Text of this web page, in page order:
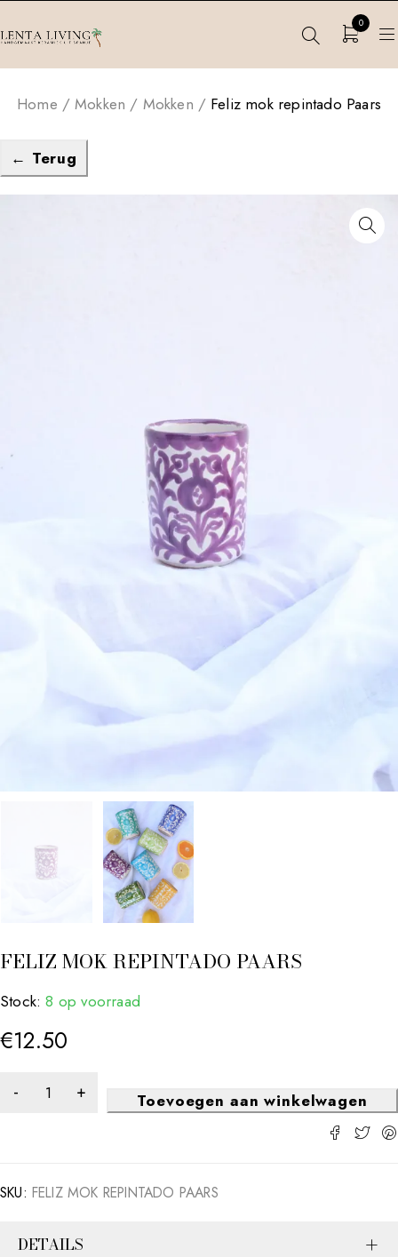
0
Home / Mokken / Mokken / Feliz mok repintado Paars
← Terug
FELIZ MOK REPINTADO PAARS
Stock: 8 op voorraad
€12.50
Toevoegen aan winkelwagen
SKU: FELIZ MOK REPINTADO PAARS
DETAILS